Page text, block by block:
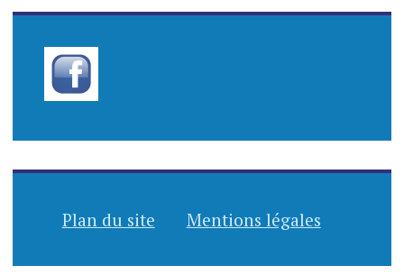
Plan du site Mentions légales